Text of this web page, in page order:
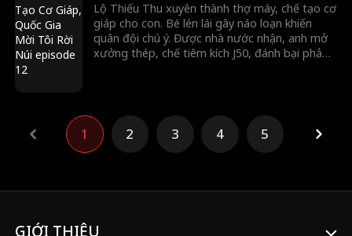
Lộ Thiếu Thu xuyên thành thợ máy, chế tạo cơ
giáp cho con. Bé lén lái gây náo loạn khiến
quân đội chú ý. Được nhà nước nhận, anh mở
xưởng thép, chế tiêm kích J50, đánh bại phản
1 2 3 4 5
GIỚI THIỆU